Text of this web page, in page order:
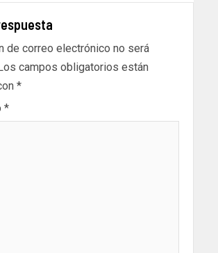
de correo electrónico no será
Los campos obligatorios están
*
*